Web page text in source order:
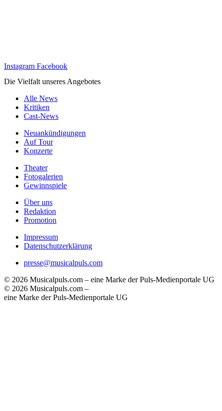
Instagram Facebook
Die Vielfalt unseres Angebotes
Alle News
Kritiken
Cast-News
Neuankündigungen
Auf Tour
Konzerte
Theater
Fotogalerien
Gewinnspiele
Über uns
Redaktion
Promotion
Impressum
Datenschutzerklärung
presse@musicalpuls.com
© 2026 Musicalpuls.com – eine Marke der Puls-Medienportale UG
© 2026 Musicalpuls.com –
eine Marke der Puls-Medienportale UG